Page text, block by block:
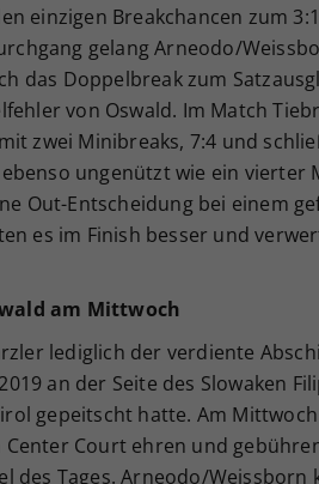
einzigen Breakchancen zum
gelang Arneodo/
das Doppelbreak zum
von Oswald. Im Match
zwei Minibreaks, 7:4 und
ungenützt wie ein vierter
Out-Entscheidung bei einem
es im Finish besser und
am Mittwoch
lediglich der verdiente
an der Seite des Slowaken
gepeitscht hatte. Am
Court ehren und
des Tages. Arneodo/Weissborn